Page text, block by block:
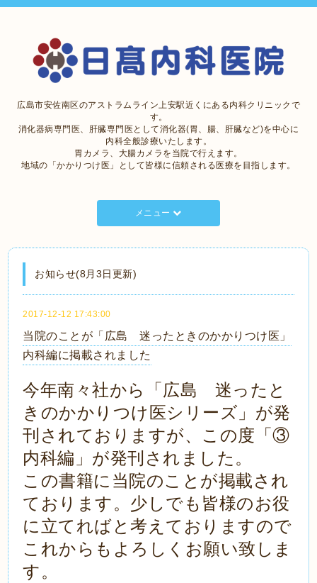
広島市安佐南区のアストラムライン上安駅近くにある内科クリニックで
す。
消化器病専門医、肝臓専門医として消化器(胃、腸、肝臓など)を中心に
内科全般診療いたします。
胃カメラ、大腸カメラを当院で行えます。
地域の「かかりつけ医」として皆様に信頼される医療を目指します。
メニュー
お知らせ(8月3日更新)
2017-12-12 17:43:00
当院のことが「広島 迷ったときのかかりつけ医」
内科編に掲載されました
今年南々社から「広島 迷ったと
きのかかりつけ医シリーズ」が発
刊されておりますが、この度「③
内科編」が発刊されました。
この書籍に当院のことが掲載され
ております。少しでも皆様のお役
に立てればと考えておりますので
これからもよろしくお願い致しま
す。